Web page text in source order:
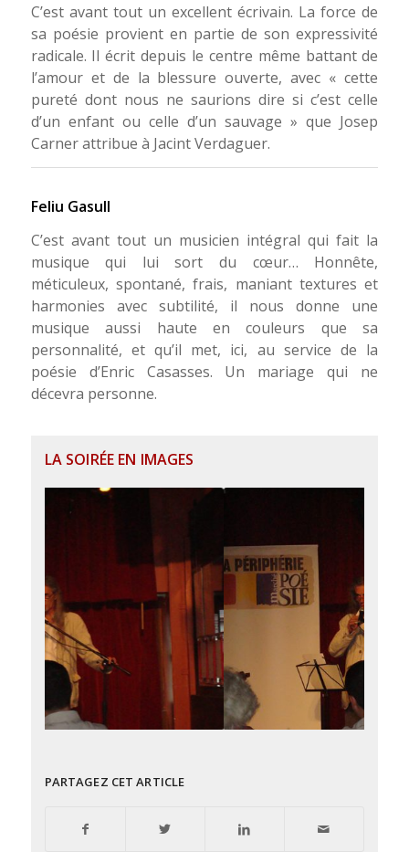
C’est avant tout un excellent écrivain. La force de
sa poésie provient en partie de son expressivité
radicale. Il écrit depuis le centre même battant de
l’amour et de la blessure ouverte, avec « cette
pureté dont nous ne saurions dire si c’est celle
d’un enfant ou celle d’un sauvage » que Josep
Carner attribue à Jacint Verdaguer.
Feliu Gasull
C’est avant tout un musicien intégral qui fait la
musique qui lui sort du cœur… Honnête,
méticuleux, spontané, frais, maniant textures et
harmonies avec subtilité, il nous donne une
musique aussi haute en couleurs que sa
personnalité, et qu’il met, ici, au service de la
poésie d’Enric Casasses. Un mariage qui ne
décevra personne.
LA SOIRÉE EN IMAGES
PARTAGEZ CET ARTICLE